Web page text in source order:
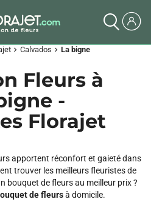
chevron_right Calvados chevron_right La bigne
Fleurs à
-
Florajet
apportent réconfort et gaieté dans
trouver les meilleurs fleuristes de
bouquet de fleurs au meilleur prix ?
de fleursà domicile.